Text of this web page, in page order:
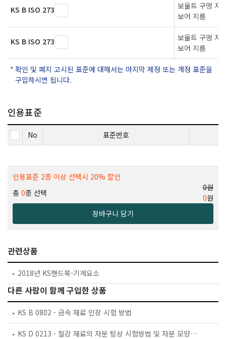
KS B ISO 273
보울트 구멍 지
보어 지름
KS B ISO 273
보울트 구멍 지
보어 지름
확인 및 폐지 고시된 표준에 대해서는 마지막 제정 또는 개정 표준을
구입하시면 됩니다.
인용표준
No 표준번호
인용표준 2종 이상 선택시 20% 할인
총 0종 선택
0원
0원
장바구니 담기
관련상품
2018년 KS핸드북-기계요소
다른 사람이 함께 구입한 상품
KS B 0802 - 금속 재료 인장 시험 방법
KS D 0213 - 철강 재료의 자분 탐상 시험방법 및 자분 모양의 분류